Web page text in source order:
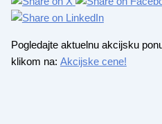
Pogledajte aktuelnu akcijsku
klikom na: Akcijske cene!